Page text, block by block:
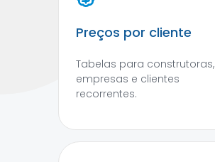
Preços por cliente
Tabelas para construtoras,
empresas e clientes
recorrentes.